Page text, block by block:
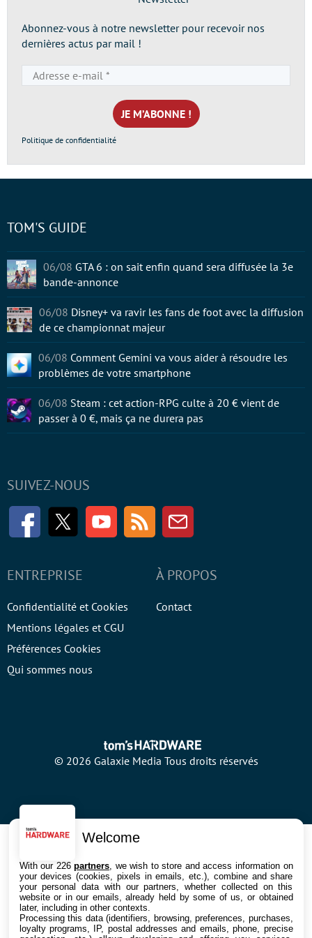
Abonnez-vous à notre newsletter pour recevoir nos
dernières actus par mail !
e-
mail
*
Politique de confidentialité
SUIVEZ-NOUS
FacebookTwitter Youtube RSS Newsletter
ENTREPRISE
Confidentialité et Cookies
Mentions légales et CGU
Préférences Cookies
Qui sommes nous
À PROPOS
Contact
© 2026 Galaxie Media Tous droits réservés
TOM'S GUIDE
06/08 GTA 6 : on sait enfin quand sera diffusée la 3e
bande-annonce
06/08 Disney+ va ravir les fans de foot avec la diffusion
de ce championnat majeur
06/08 Comment Gemini va vous aider à résoudre les
problèmes de votre smartphone
06/08 Steam : cet action-RPG culte à 20 € vient de
passer à 0 €, mais ça ne durera pas
Welcome
With our 226partners , we wish to store and access information on
your devices (cookies, pixels in emails, etc.), combine and share
your personal data with our partners, whether collected on this
website or in our emails, already held by some of us, or obtained
later, including in other contexts.
Processing this data (identifiers, browsing, preferences, purchases,
loyalty programs, IP, postal addresses and emails, phone, precise